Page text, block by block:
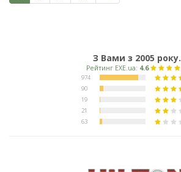
З Вами з 2005 року.